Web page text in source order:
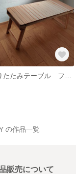
の作品一覧
販売について